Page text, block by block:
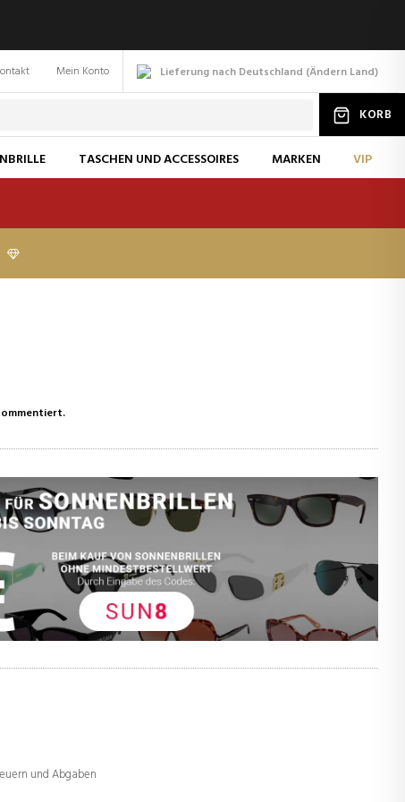
Lieferung nach Deutschland (Ändern Land)
Mein Konto
KORB
TASCHEN UND ACCESSOIRES MARKEN VIP
und Abgaben